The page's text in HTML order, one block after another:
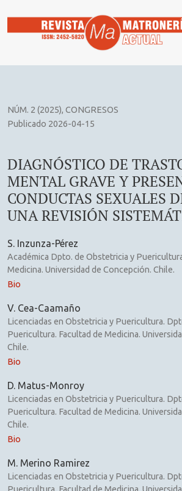
NÚM. 2 (2025), CONGRESOS
DIAGNÓSTICO DE
MENTAL GRAVE Y
CONDUCTAS SEXUALES
UNA REVISIÓN
Publicado 2026-04-15
S. Inzunza-Pérez
Académica Dpto. de Obstetricia y
Medicina. Universidad de Concepción. Chile.
Bio
V. Cea-Caamaño
Licenciadas en Obstetricia y Puericultura.
Puericultura. Facultad de Medicina.
Chile.
Bio
D. Matus-Monroy
Licenciadas en Obstetricia y Puericultura.
Puericultura. Facultad de Medicina.
Chile.
Bio
M. Merino Ramirez
Licenciadas en Obstetricia y Puericultura.